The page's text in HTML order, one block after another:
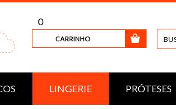
CARRINHO
0
LINGERIE PRÓTESES